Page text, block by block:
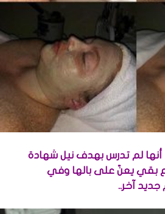
أنها لم تدرس بهدف نيل شهادة
بقي يعنّ على بالها وفي
جديد آخر..